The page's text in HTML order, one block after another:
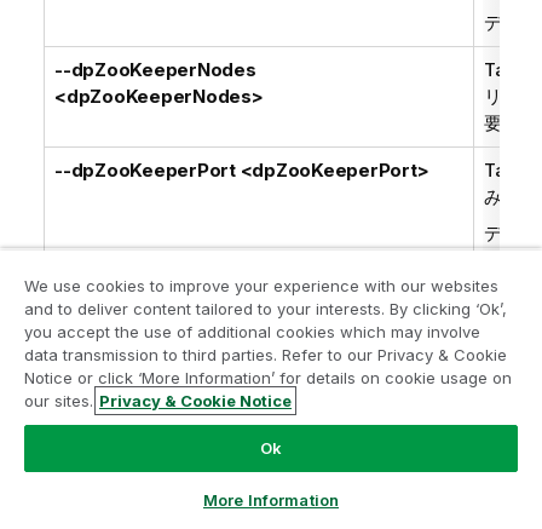
デフ
--dpZooKeeperNodes
<dpZooKeeperNodes>
リス
要)。
--dpZooKeeperPort <dpZooKeeperPort>
み込
デフ
--dpKafkaInstallation <dpKafkaInstallation>
モー
許可
--tdpLanguage <tdpLanguage>
We use cookies to improve your experience with our websites
and to deliver content tailored to your interests. By clicking ‘Ok’,
you accept the use of additional cookies which may involve
data transmission to third parties. Refer to our Privacy & Cookie
Notice or click ‘More Information’ for details on cookie usage on
our sites. Privacy & Cookie Notice
Ok
More Information